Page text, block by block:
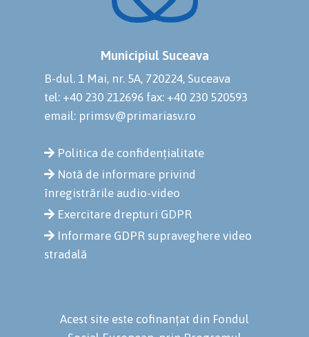
Municipiul Suceava
B-dul. 1 Mai, nr. 5A, 720224, Suceava
tel: +40 230 212696 fax: +40 230 520593
email: primsv@primariasv.ro
Politica de confidențialitate
Notă de informare privind
înregistrările audio-video
Exercitare drepturi GDPR
Informare GDPR supraveghere video
stradală
Acest site este cofinanțat din Fondul